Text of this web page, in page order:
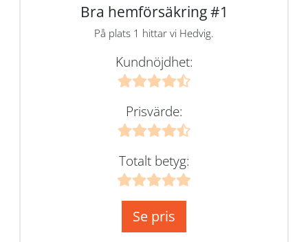
Bra hemförsäkring #1
På plats 1 hittar vi Hedvig.
Kundnöjdhet:
Prisvärde:
Totalt betyg:
Se pris